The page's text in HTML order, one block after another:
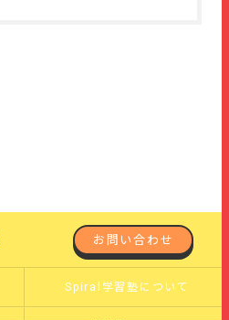
お問い合わせ
Spiral学習塾について